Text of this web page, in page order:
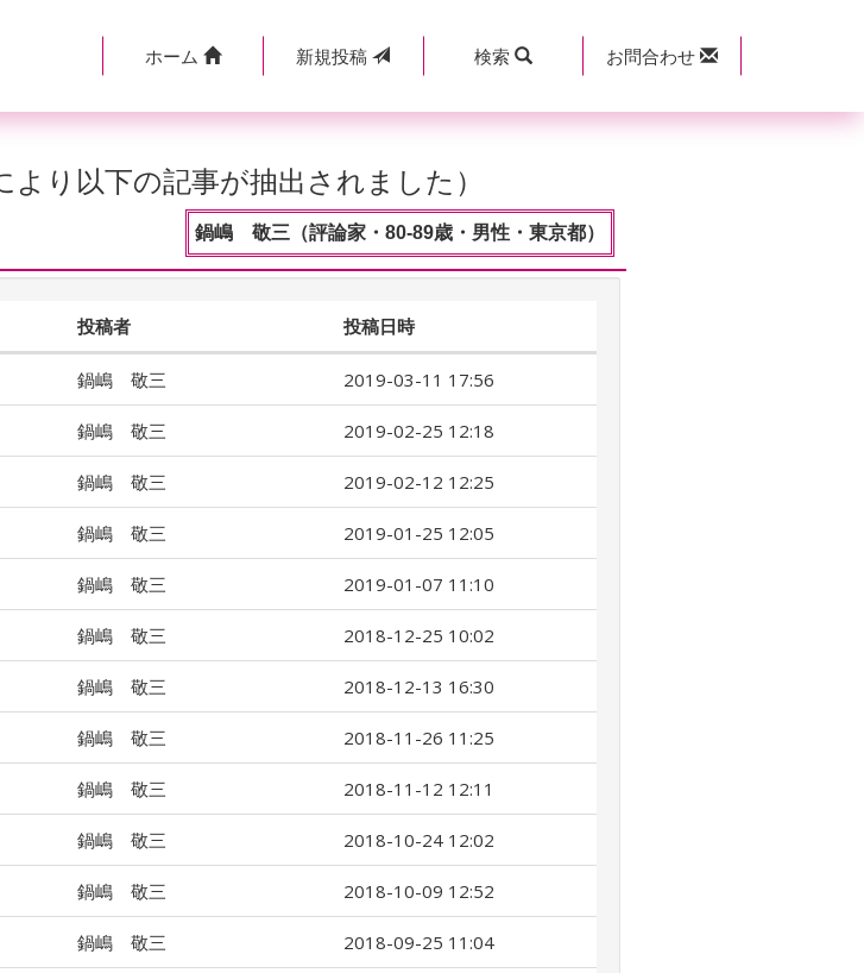
ホーム 新規投稿 検索 お問合わせ
り以下の記事が抽出されました）
鍋嶋 敬三（評論家・80-89歳・男性・東京都）
投稿者 投稿日時
鍋嶋 敬三 2019-03-11 17:56
鍋嶋 敬三 2019-02-25 12:18
鍋嶋 敬三 2019-02-12 12:25
鍋嶋 敬三 2019-01-25 12:05
鍋嶋 敬三 2019-01-07 11:10
鍋嶋 敬三 2018-12-25 10:02
鍋嶋 敬三 2018-12-13 16:30
鍋嶋 敬三 2018-11-26 11:25
鍋嶋 敬三 2018-11-12 12:11
鍋嶋 敬三 2018-10-24 12:02
鍋嶋 敬三 2018-10-09 12:52
鍋嶋 敬三 2018-09-25 11:04